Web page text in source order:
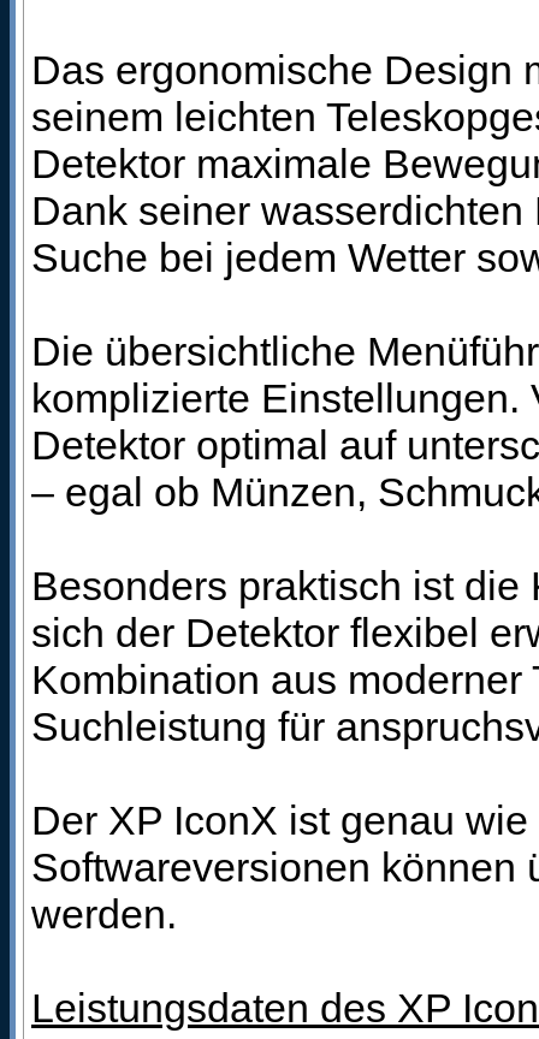
Das ergonomische Design
seinem leichten
Detektor maximale
Dank seiner
Suche bei jedem Wetter
Die übersichtliche
komplizierte
Detektor optimal auf
– egal ob Münzen,
Besonders praktisch ist
sich der Detektor flexibel
Kombination aus
Suchleistung für
Der XP IconX ist genau
Softwareversionen können
werden.
Leistungsdaten des XP